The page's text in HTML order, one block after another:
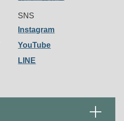
SNS
Instagram
YouTube
LINE